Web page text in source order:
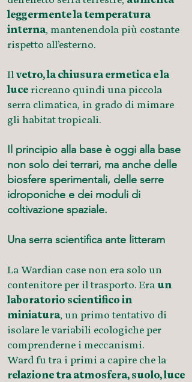
leggermente la temperatura
interna, mantenendola più costante
rispetto all’esterno.
Ilvetro, la chiusura ermetica e la
lucericreano quindi una piccola
serra climatica, in grado di mimare
gli habitat tropicali.
Il principio alla base è oggi alla base
non solo dei terrari, ma anche delle
biosfere sperimentali, delle serre
idroponiche e dei moduli di
coltivazione spaziale.
Una serra scientifica ante litteram
La Wardian case non era solo un
contenitore per il trasporto. Eraun
laboratorio scientifico in
miniatura, un primo tentativo di
isolare le variabili ecologiche per
comprenderne i meccanismi.
Ward fu tra i primi a capire che la
relazione tra atmosfera, suolo, luce